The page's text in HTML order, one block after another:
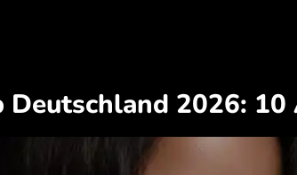
2026: